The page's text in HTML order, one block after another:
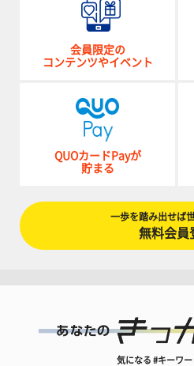
会員限定の
コンテンツやイベント
QUOカードPayが
貯まる
一歩を踏み出せば
無料会員
気になる #キーワ